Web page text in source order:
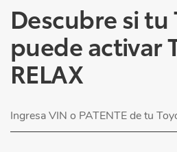
Descubre si tu
puede activar
RELAX